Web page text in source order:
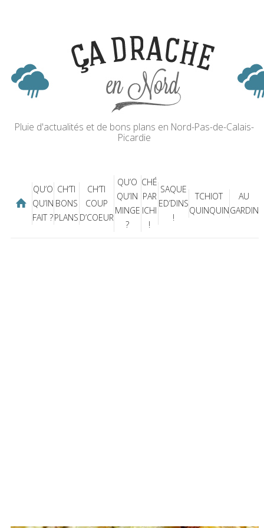
Pluie d'actualités et de bons plans en Nord-Pas-de-Calais-
Picardie
QU’O
QU’IN
FAIT ?
CH’TI
BONS
PLANS
CH’TI
COUP
D’COEUR
QU’O
QU’IN
MINGE
?
CHÉ
PAR
ICHI
!
SAQUE
ED’DINS
!
TCHIOT
QUINQUIN
AU
GARDIN